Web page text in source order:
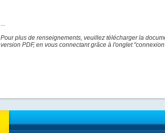
...
Pour plus de renseignements, veuillez télécharger la
version PDF, en vous connectant grâce à l'onglet